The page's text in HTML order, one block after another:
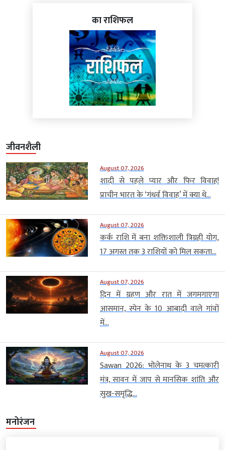
का राशिफल
जीवनशैली
August 07, 2026
शादी से पहले प्यार और फिर विवाह!
प्राचीन भारत के ‘गंधर्व विवाह’ में क्या थे...
August 07, 2026
कर्क राशि में बना शक्तिशाली त्रिग्रही योग,
17 अगस्त तक 3 राशियों को मिल सकता...
August 07, 2026
दिन में ग्रहण और रात में जगमगाएगा
आसमान, स्पेन के 10 आबादी वाले गांवों
में...
August 07, 2026
Sawan 2026: भोलेनाथ के 3 चमत्कारी
मंत्र, सावन में जाप से मानसिक शांति और
सुख-समृद्धि...
मनोरंजन